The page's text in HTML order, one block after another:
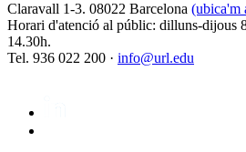
Claravall 1-3. 08022 Barcelona (ubica'm
Horari d'atenció al públic: dilluns-dijous
14.30h.
Tel. 936 022 200 · info@url.edu